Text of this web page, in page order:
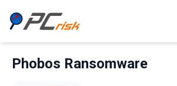
Phobos Ransomware